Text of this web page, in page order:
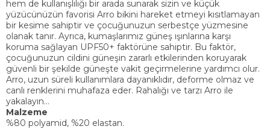
hem de kullanışlılığı bir arada sunarak sizin ve küçük
yüzücünüzün favorisi Arro bikini hareket etmeyi kısıtlamayan
bir kesime sahiptir ve çocuğunuzun serbestçe yüzmesine
olanak tanır. Ayrıca, kumaşlarımız güneş ışınlarına karşı
koruma sağlayan UPF50+ faktörüne sahiptir. Bu faktör,
çocuğunuzun cildini güneşin zararlı etkilerinden koruyarak
güvenli bir şekilde güneşte vakit geçirmelerine yardımcı olur.
Arro, uzun süreli kullanımlara dayanıklıdır, deforme olmaz ve
canlı renklerini muhafaza eder. Rahalığı ve tarzı Arro ile
yakalayın…
Malzeme
%80 polyamid, %20 elastan.